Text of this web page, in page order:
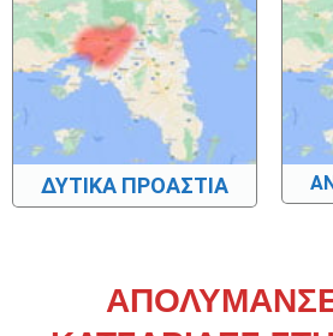
ΔΥΤΙΚΑ ΠΡΟΑΣΤΙΑ